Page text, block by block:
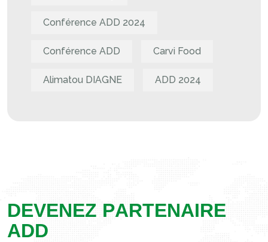
Conférence ADD 2024
Conférence ADD Carvi Food
Alimatou DIAGNE ADD 2024
DEVENEZ PARTENAIRE
ADD